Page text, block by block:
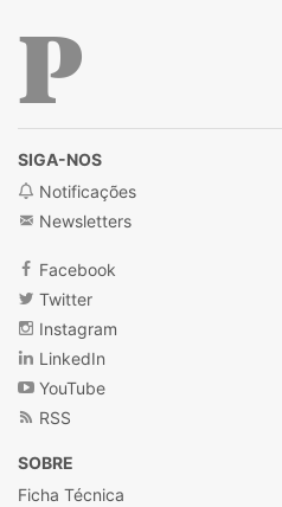
SIGA-NOS
Notificações
Newsletters
Facebook
Twitter
Instagram
LinkedIn
YouTube
RSS
SOBRE
Ficha Técnica